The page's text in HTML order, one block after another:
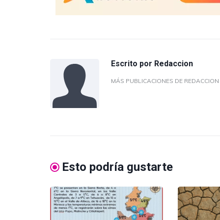
Escrito por Redaccion
MÁS PUBLICACIONES DE REDACCION
Esto podría gustarte